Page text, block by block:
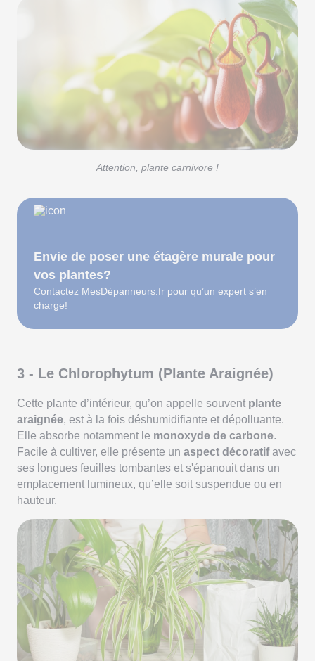
Attention, plante carnivore !
Envie de poser une étagère murale pour
vos plantes?
Contactez MesDépanneurs.fr pour qu’un expert s’en
charge!
3 - Le Chlorophytum (Plante Araignée)
Cette plante d’intérieur, qu’on appelle souvent plante
araignée, est à la fois déshumidifiante et dépolluante.
Elle absorbe notamment le monoxyde de carbone.
Facile à cultiver, elle présente un aspect décoratifavec
ses longues feuilles tombantes et s'épanouit dans un
emplacement lumineux, qu’elle soit suspendue ou en
hauteur.